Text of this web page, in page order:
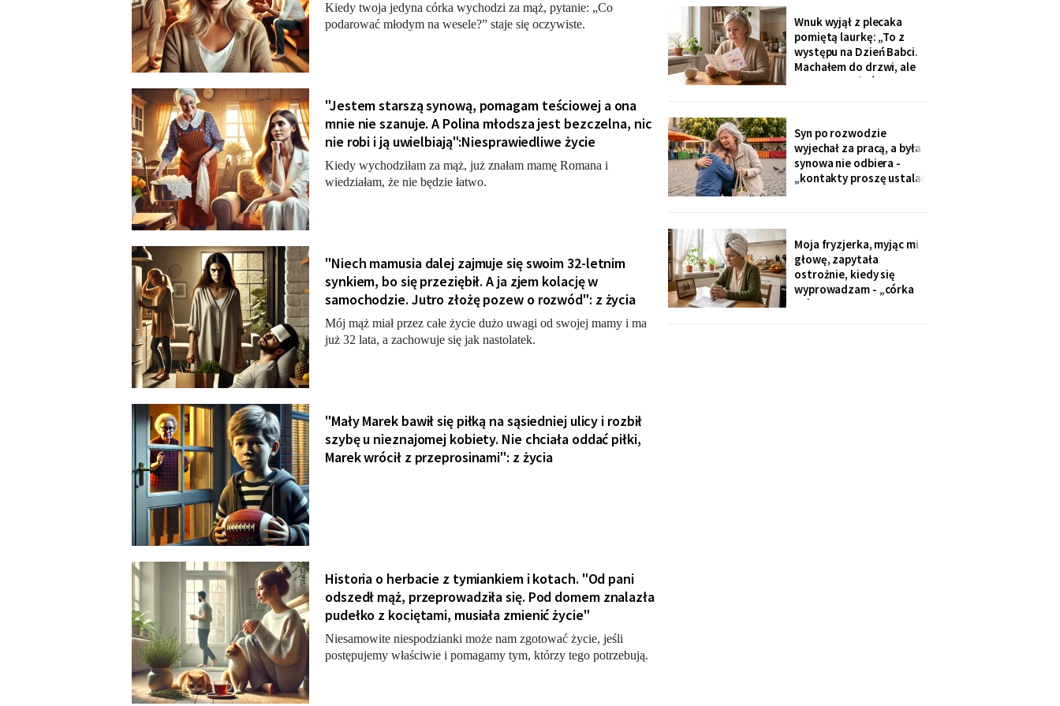
Kiedy twoja jedyna córka wychodzi za mąż, pytanie: „Co
podarować młodym na wesele?” staje się oczywiste.
"Jestem starszą synową, pomagam teściowej a ona
mnie nie szanuje. A Polina młodsza jest bezczelna, nic
nie robi i ją uwielbiają":Niesprawiedliwe życie
Kiedy wychodziłam za mąż, już znałam mamę Romana i
wiedziałam, że nie będzie łatwo.
"Niech mamusia dalej zajmuje się swoim 32-letnim
synkiem, bo się przeziębił. A ja zjem kolację w
samochodzie. Jutro złożę pozew o rozwód": z życia
Mój mąż miał przez całe życie dużo uwagi od swojej mamy i ma
już 32 lata, a zachowuje się jak nastolatek.
"Mały Marek bawił się piłką na sąsiedniej ulicy i rozbił
szybę u nieznajomej kobiety. Nie chciała oddać piłki,
Marek wrócił z przeprosinami": z życia
Historia o herbacie z tymiankiem i kotach. "Od pani
odszedł mąż, przeprowadziła się. Pod domem znalazła
pudełko z kociętami, musiała zmienić życie"
Niesamowite niespodzianki może nam zgotować życie, jeśli
postępujemy właściwie i pomagamy tym, którzy tego potrzebują.
prześwietlenie biodra.
„Mamo, od tego jest
teraz taksówka dla
seniorów, zamów sobie".
Zamówiłam - kierowca
Wnuk wyjął z plecaka
pomiętą laurkę: „To z
występu na Dzień Babci.
Machałem do drzwi, ale
nie przyszłaś". Żadnego
przekazuje je przez
rodziców. Córka
wzruszyła ramionami:
„No zapomniałam, mamo,
tyle się teraz
Syn po rozwodzie
wyjechał za pracą, a była
synowa nie odbiera -
„kontakty proszę ustalać
na rynku młodszy mnie
zobaczył, wyrwał jej się z
ręki i przybiegł. Zdążyłam
tylko przytulić.
Moja fryzjerka, myjąc mi
głowę, zapytała
ostrożnie, kiedy się
wyprowadzam - „córka
mówiła u nas w salonie,